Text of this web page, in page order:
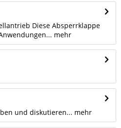
Diese Absperrklappe
mehr
und diskutieren... mehr